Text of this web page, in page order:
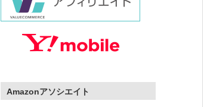
Amazonアソシエイト